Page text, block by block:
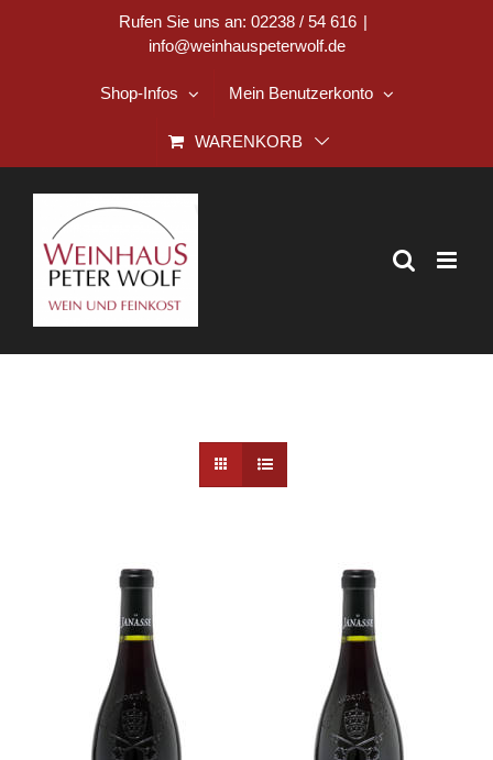
Rufen Sie uns an: 02238 / 54 616 |
info@weinhauspeterwolf.de
Shop-Infos Mein Benutzerkonto
WARENKORB